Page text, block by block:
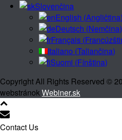
Slovenčina
English (Angličtina)
Deutsch (Nemčina)
Français (
Italiano (Taliančina)
Suomi (Fínština)
Copyright All Rights Reserved ©
webstránokWebiner.sk
Contact Us